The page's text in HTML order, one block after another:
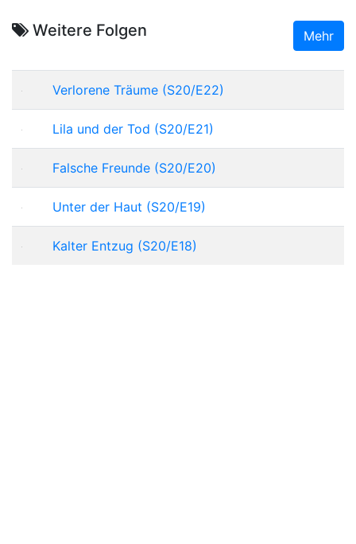
Weitere Folgen Mehr
Verlorene Träume (S20/E22)
Lila und der Tod (S20/E21)
Falsche Freunde (S20/E20)
Unter der Haut (S20/E19)
Kalter Entzug (S20/E18)